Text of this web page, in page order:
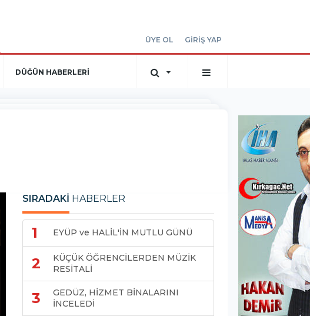
ÜYE OL GİRİŞ YAP
DÜĞÜN HABERLERİ
SIRADAKİ HABERLER
1 EYÜP ve HALİL'İN MUTLU GÜNÜ
2
KÜÇÜK ÖĞRENCİLERDEN MÜZİK
RESİTALİ
3
GEDÜZ, HİZMET BİNALARINI
İNCELEDİ